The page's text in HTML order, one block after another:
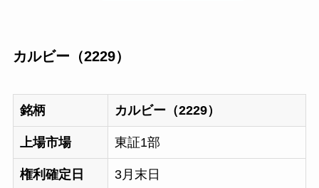
カルビー（2229）
銘柄 カルビー（2229）
上場市場 東証1部
権利確定日 3月末日